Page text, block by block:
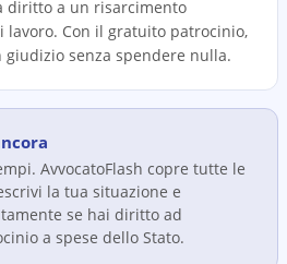
diritto a un risarcimento
lavoro. Con il gratuito patrocinio,
senza spendere nulla.
AvvocatoFlash copre tutte le
la tua situazione e
se hai diritto ad
a spese dello Stato.